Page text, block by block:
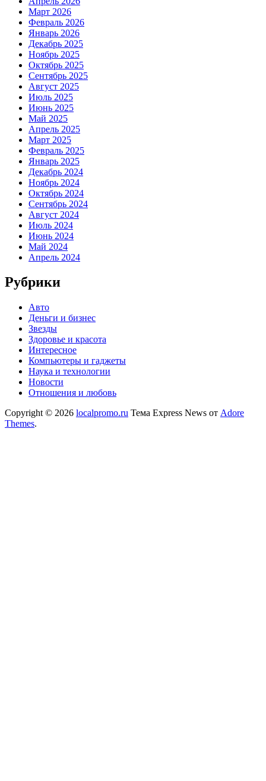
Март 2026
Февраль 2026
Январь 2026
Декабрь 2025
Ноябрь 2025
Октябрь 2025
Сентябрь 2025
Август 2025
Июль 2025
Июнь 2025
Май 2025
Апрель 2025
Март 2025
Февраль 2025
Январь 2025
Декабрь 2024
Ноябрь 2024
Октябрь 2024
Сентябрь 2024
Август 2024
Июль 2024
Июнь 2024
Май 2024
Апрель 2024
Рубрики
Авто
Деньги и бизнес
Звезды
Здоровье и красота
Интересное
Компьютеры и гаджеты
Наука и технологии
Новости
Отношения и любовь
Copyright © 2026 localpromo.ru Тема Express News от Adore
Themes.